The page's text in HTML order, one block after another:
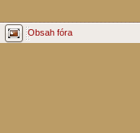
Obsah fóra